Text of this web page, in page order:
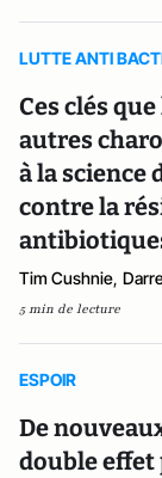
LUTTE ANTI
Ces clés
autres
à la science
contre la
Tim Cushnie,
5 min de lecture
ESPOIR
De
double